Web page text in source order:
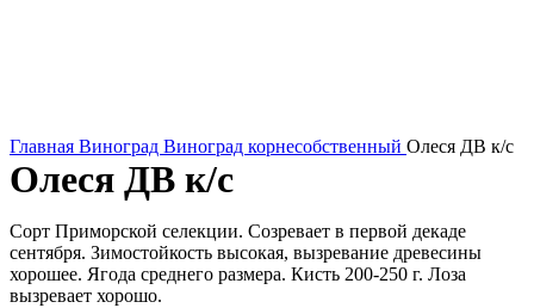
Главная Виноград Виноград корнесобственный Олеся ДВ к/с
Олеся ДВ к/с
Сорт Приморской селекции. Созревает в первой декаде
сентября. Зимостойкость высокая, вызревание древесины
хорошее. Ягода среднего размера. Кисть 200-250 г. Лоза
вызревает хорошо.